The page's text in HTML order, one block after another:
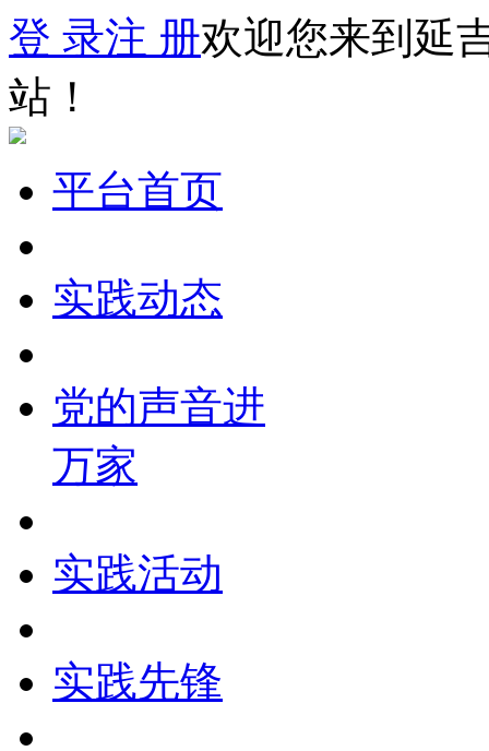
登 录注 册欢迎您来到延
站！
平台首页
实践动态
党的声音进
万家
实践活动
实践先锋